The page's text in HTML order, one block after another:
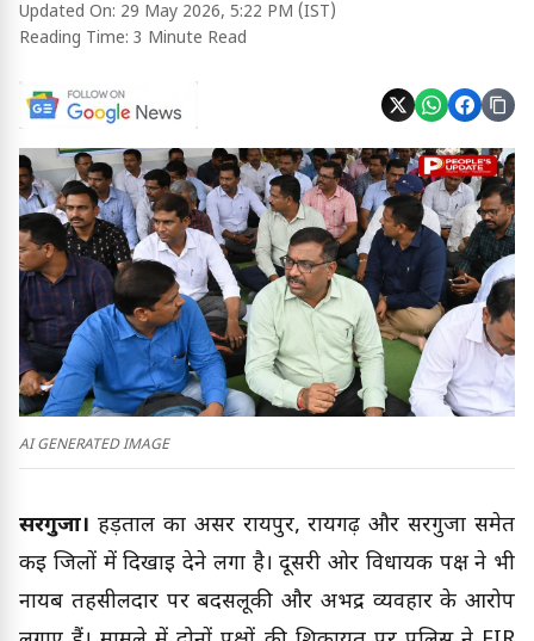
Updated On: 29 May 2026, 5:22 PM (IST)
Reading Time: 3 Minute Read
AI GENERATED IMAGE
सरगुजा। हड़ताल का असर रायपुर, रायगढ़ और सरगुजा समेत
कई जिलों में दिखाई देने लगा है। दूसरी ओर विधायक पक्ष ने भी
नायब तहसीलदार पर बदसलूकी और अभद्र व्यवहार के आरोप